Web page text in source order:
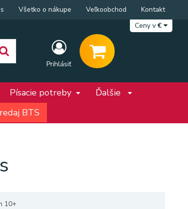
Prihlásiť
Všetko o nákupe Veľkoobchod
Kontakt
Ceny v€
Písacie potreby
Ďalšie
BTS
10+